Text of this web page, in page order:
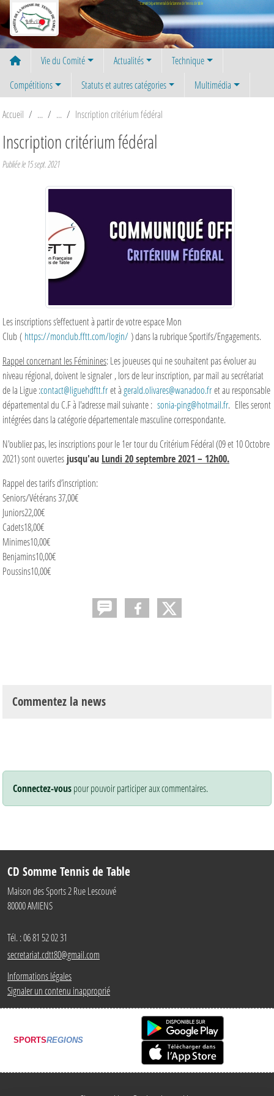
Comité Départemental de la Somme de Tennis de Table
Vie du Comité Actualités
Technique
Compétitions
Statuts et autres catégories Multimédia
Accueil Inscription critérium fédéral
Inscription critérium fédéral
Publiée le 15 sept. 2021
Les inscriptions s’effectuent à partir de votre espace Mon
Club ( https://monclub.fftt.com/login/ ) dans la rubrique Sportifs/Engagements.
Rappel concernant les Féminines: Les joueuses qui ne souhaitent pas évoluer au
niveau régional, doivent le signaler , lors de leur inscription, par mail au secrétariat
de la Ligue :contact@liguehdftt.fret àgerald.olivares@wanadoo.fret au responsable
départemental du C.F à l'adresse mail suivante : sonia-ping@hotmail.fr. Elles seront
intégrées dans la catégorie départementale masculine correspondante.
N'oubliez pas, les inscriptions pour le 1er tour du Critérium Fédéral (09 et 10 Octobre
2021) sont ouvertes jusqu'au Lundi 20 septembre 2021 – 12h00.
Rappel des tarifs d’inscription:
Seniors/Vétérans 37,00€
Juniors22,00€
Cadets18,00€
Minimes10,00€
Benjamins10,00€
Poussins10,00€
Commentez la news
Connectez-vouspour pouvoir participer aux commentaires.
CD Somme Tennis de Table
Maison des Sports 2 Rue Lescouvé
80000AMIENS
Tél. :06 81 52 02 31
secretariat.cdtt80@gmail.com
Informations légales
Signaler un contenu inapproprié
SPORTSREGIONS
Panneau de gestion des cookies